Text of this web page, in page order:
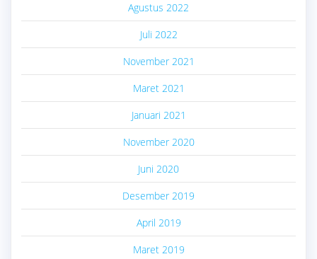
Agustus 2022
Juli 2022
November 2021
Maret 2021
Januari 2021
November 2020
Juni 2020
Desember 2019
April 2019
Maret 2019